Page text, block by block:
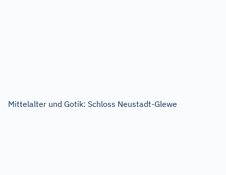
Mittelalter und Gotik: Schloss Neustadt-Glewe